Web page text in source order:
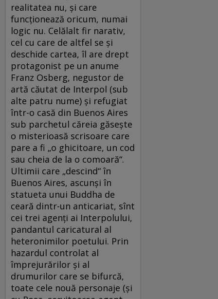
realitatea nu, şi care
funcţionează oricum, numai
logic nu. Celălalt fir narativ,
cel cu care de altfel se şi
deschide cartea, îl are drept
protagonist pe un anume
Franz Osberg, negustor de
artă căutat de Interpol (sub
alte patru nume) şi refugiat
într-o casă din Buenos Aires
sub parchetul căreia găseşte
o misterioasă scrisoare care
pare a fi „o ghicitoare, un cod
sau cheia de la o comoară“.
Ultimii care „descind“ în
Buenos Aires, ascunşi în
statueta unui Buddha de
ceară dintr-un anticariat, sînt
cei trei agenţi ai Interpolului,
pandantul caricatural al
heteronimilor poetului. Prin
hazardul controlat al
împrejurărilor şi al
drumurilor care se bifurcă,
toate cele nouă personaje (şi